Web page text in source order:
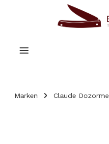
Marken Claude Dozorme